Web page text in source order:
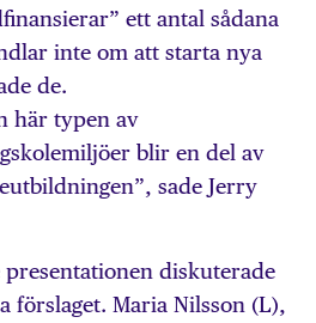
ett antal sådana
inte om att starta nya
de.
här typen av
blir en del av
sade Jerry
diskuterade
förslaget. Maria Nilsson (L),